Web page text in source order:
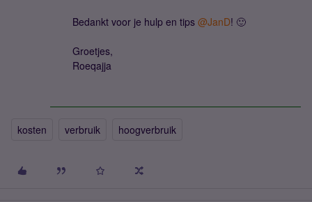
Bedankt voor je hulp en tips ​ @JanD! 🙂
Groetjes,
Roeqajja
kosten verbruik hoogverbruik